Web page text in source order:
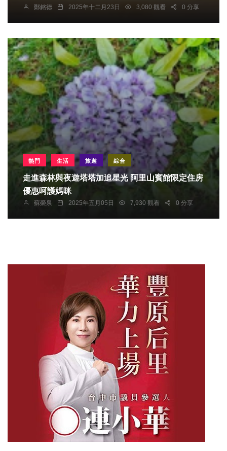
鄭銘德 2025年十二月23日 3,080 觀看 0 分享
熱門 生活 旅遊 綜合
走進森林與夜遊塔塔加追星光 阿里山賓館限定住房
優惠呵護媽咪
蘇榮泉 2025年五月05日 7,930 觀看 0 分享